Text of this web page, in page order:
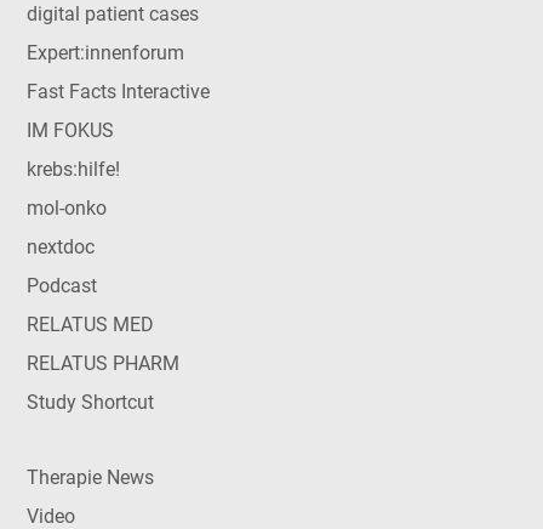
digital patient cases
Expert:innenforum
Fast Facts Interactive
IM FOKUS
krebs:hilfe!
mol-onko
nextdoc
Podcast
RELATUS MED
RELATUS PHARM
Study Shortcut
Therapie News
Video